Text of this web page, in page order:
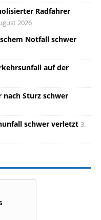
Radfahrer
2026
Notfall schwer
auf der
nach Sturz schwer
schwer verletzt 3.